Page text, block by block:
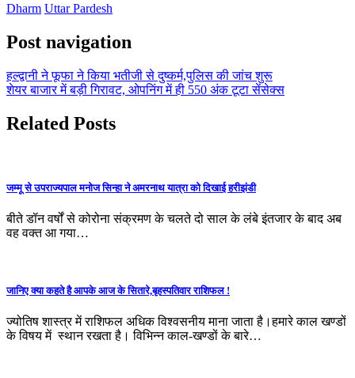
Dharm Uttar Pardesh
Post navigation
हल्द्वानी ने फूफा ने किया भतीजी से दुष्कर्म,पुलिस की जांच शुरू
शेयर बाजार में बड़ी गिरावट, ओपनिंग में ही 550 अंक टूटा सेंसेक्स
Related Posts
जम्मू से उपराज्यपाल मनोज सिन्हा ने अमरनाथ यात्रा को दिखाई हरीझंडी
बीते डॉन वर्षों से कोरोना संक्रमण के चलते दो साल के लंबे इंतजार के बाद अब
वह वक्‍त आ गया…
जानिए क्या कहते है आपके आज के सितारे,बृहस्पतिवार राशिफल !
ज्योतिष शास्त्र में राशिफल अधिक विश्वसनीय माना जाता है।हमारे काल खण्डों
के विषय में स्थान रखता है। विभिन्न काल-खण्डों के बारे…